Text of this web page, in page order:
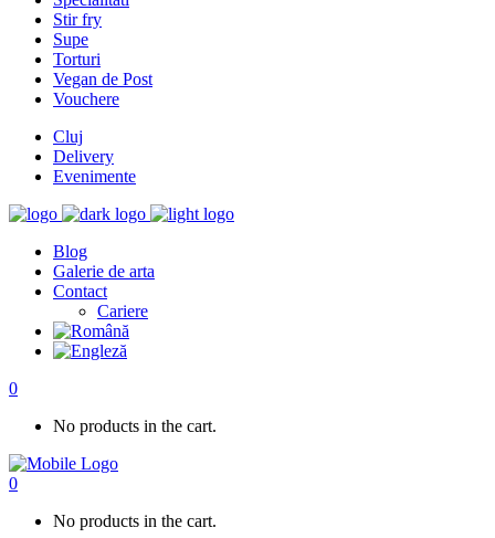
Stir fry
Supe
Torturi
Vegan de Post
Vouchere
Cluj
Delivery
Evenimente
Blog
Galerie de arta
Contact
Cariere
0
No products in the cart.
0
No products in the cart.